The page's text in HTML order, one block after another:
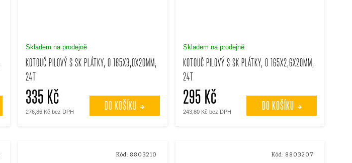
KOTOUČ PILOVÝ S SK PLÁTKY, O 185X3,0X20MM,
24T
Skladem na prodejně
276,86 Kč bez DPH
335 Kč DO KOŠÍKU
KOTOUČ PILOVÝ S SK PLÁTKY, O 165X2,6X20MM,
24T
Skladem na prodejně
243,80 Kč bez DPH
295 Kč DO KOŠÍKU
Kód: 8803210 Kód: 8803207